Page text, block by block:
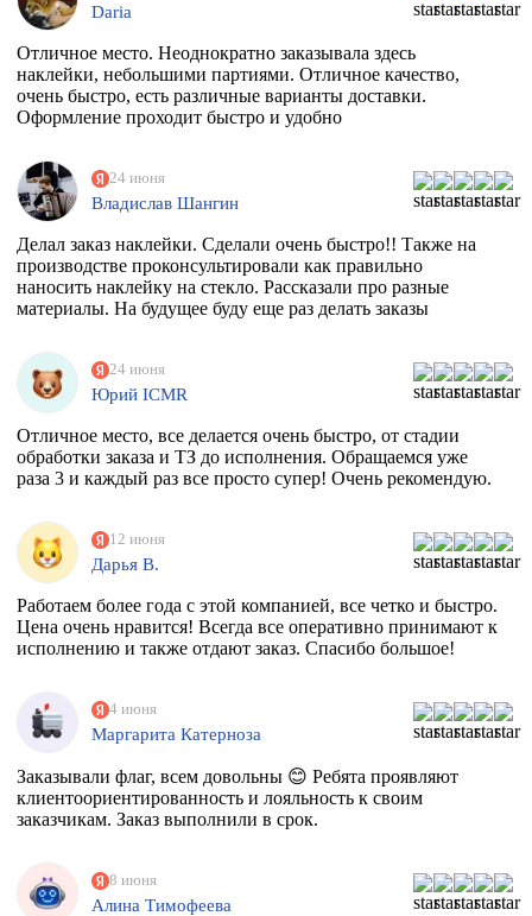
Daria
Отличное место. Неоднократно заказывала здесь
наклейки, небольшими партиями. Отличное качество,
очень быстро, есть различные варианты доставки.
Оформление проходит быстро и удобно
24 июня
Владислав Шангин
Делал заказ наклейки. Сделали очень быстро!! Также на
производстве проконсультировали как правильно
наносить наклейку на стекло. Рассказали про разные
материалы. На будущее буду еще раз делать заказы
24 июня
Юрий ICMR
Отличное место, все делается очень быстро, от стадии
обработки заказа и ТЗ до исполнения. Обращаемся уже
раза 3 и каждый раз все просто супер! Очень рекомендую.
12 июня
Дарья В.
Работаем более года с этой компанией, все четко и быстро.
Цена очень нравится! Всегда все оперативно принимают к
исполнению и также отдают заказ. Спасибо большое!
4 июня
Маргарита Катерноза
Заказывали флаг, всем довольны 😊 Ребята проявляют
клиентоориентированность и лояльность к своим
заказчикам. Заказ выполнили в срок.
8 июня
Алина Тимофеева